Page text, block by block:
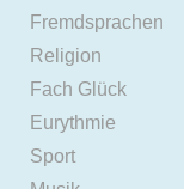
Fremdsprachen
Religion
Fach Glück
Eurythmie
Sport